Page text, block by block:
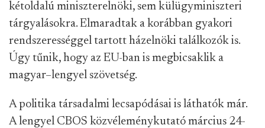
kétoldalú miniszterelnöki, sem külügyminiszteri
tárgyalásokra. Elmaradtak a korábban gyakori
rendszerességgel tartott házelnöki találkozók is.
Úgy tűnik, hogy az EU-ban is megbicsaklik a
magyar–lengyel szövetség.
A politika társadalmi lecsapódásai is láthatók már.
A lengyel CBOS közvéleménykutató március 24-